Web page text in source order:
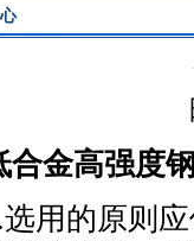
合金高强度
用的原则应